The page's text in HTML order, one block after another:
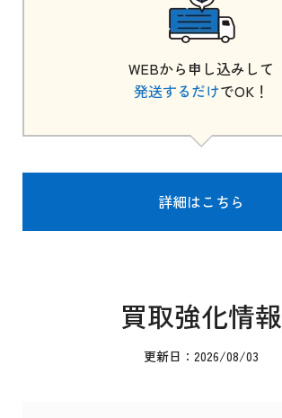
WEBから申し込みして
発送するだけでOK！
詳細はこちら
買取強化情報
更新日：2026/08/03